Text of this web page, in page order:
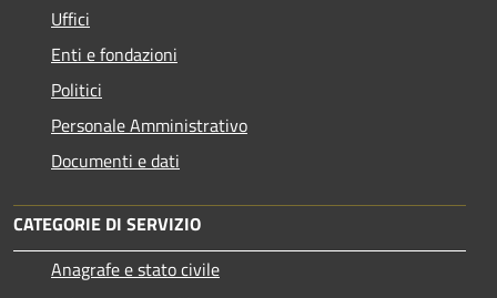
Uffici
Enti e fondazioni
Politici
Personale Amministrativo
Documenti e dati
CATEGORIE DI SERVIZIO
Anagrafe e stato civile